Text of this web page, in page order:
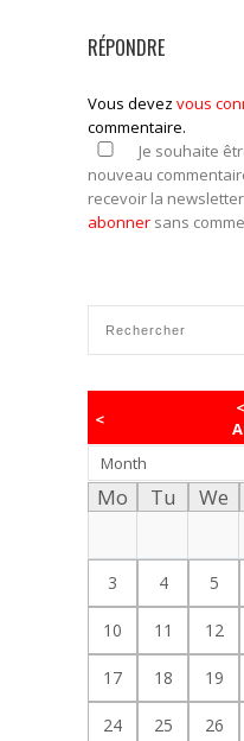
RÉPONDRE
Vous devez vous
commentaire.
Je souhaite
nouveau
recevoir la
abonner sans
<
<
Month
Mo Tu We
3 4 5
10 11 12
17 18 19
24 25 26